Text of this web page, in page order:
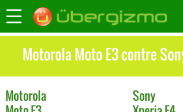
Motorola Moto E3 contre
Motorola
Sony